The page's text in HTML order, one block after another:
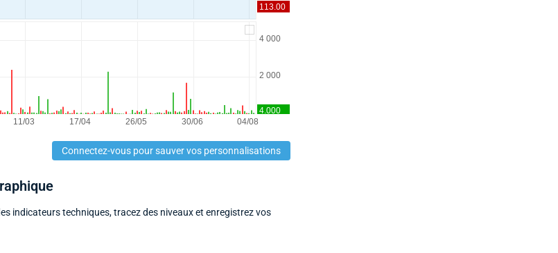
Connectez-vous pour sauver vos personnalisations
indicateurs techniques, tracez des niveaux et enregistrez vos